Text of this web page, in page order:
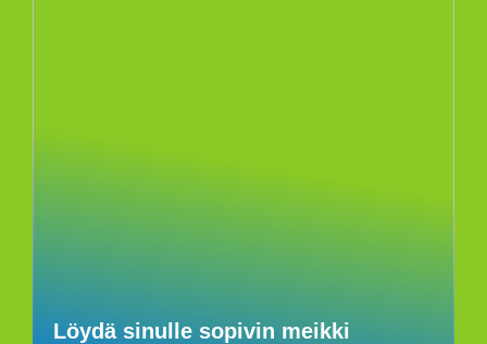
Löydä sinulle sopivin meikki